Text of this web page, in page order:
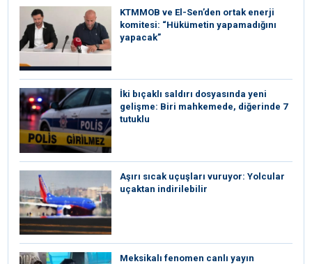
KTMMOB ve El-Sen’den ortak enerji
komitesi: “Hükümetin yapamadığını
yapacak”
İki bıçaklı saldırı dosyasında yeni
gelişme: Biri mahkemede, diğerinde 7
tutuklu
Aşırı sıcak uçuşları vuruyor: Yolcular
uçaktan indirilebilir
Meksikalı fenomen canlı yayın